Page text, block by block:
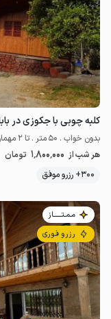
کلبه چوبی با جکوزی در
بدون خواب . 50 متر . تا 2 مهمان
هر شب از 1٬800٬000 تومان
300+ رزرو موفق
مـمـتــــــاز
رزرو فوری